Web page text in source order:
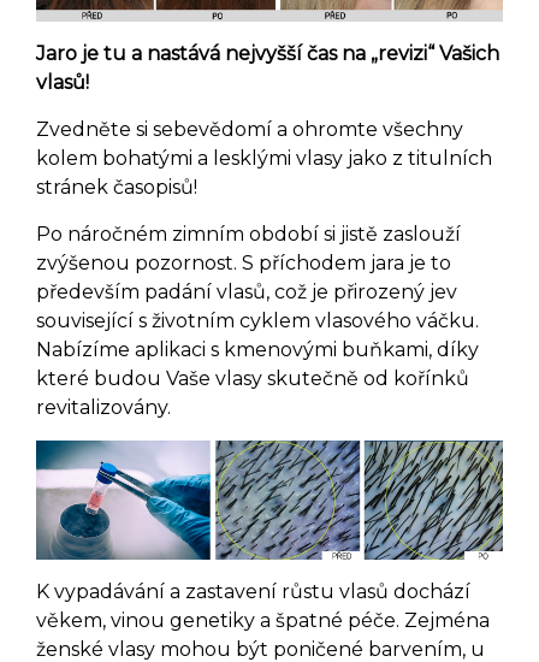
Jaro je tu a nastává nejvyšší čas na „revizi“ Vašich
vlasů!
Zvedněte si sebevědomí a ohromte všechny
kolem bohatými a lesklými vlasy jako z titulních
stránek časopisů!
Po náročném zimním období si jistě zaslouží
zvýšenou pozornost. S příchodem jara je to
především padání vlasů, což je přirozený jev
související s životním cyklem vlasového váčku.
Nabízíme aplikaci s kmenovými buňkami, díky
které budou Vaše vlasy skutečně od kořínků
revitalizovány.
K vypadávání a zastavení růstu vlasů dochází
věkem, vinou genetiky a špatné péče. Zejména
ženské vlasy mohou být poničené barvením, u